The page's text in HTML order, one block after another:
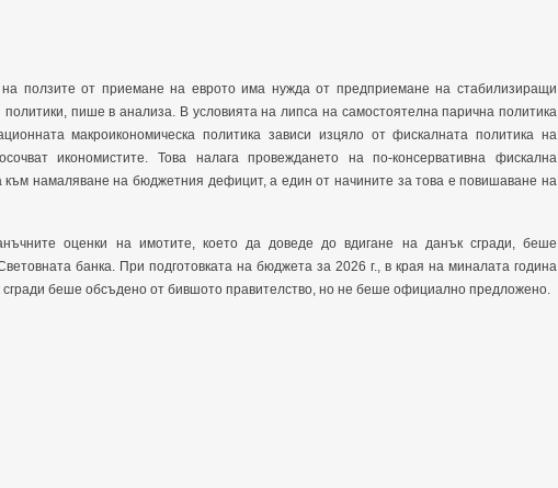
ползите от приемане на еврото има нужда от предприемане на стабилизиращи
политики, пише в анализа. В условията на липса на самостоятелна парична политика
макроикономическа политика зависи изцяло от фискалната политика на
икономистите. Това налага провеждането на по-консервативна фискална
към намаляване на бюджетния дефицит, а един от начините за това е повишаване на
оценки на имотите, което да доведе до вдигане на данък сгради, беше
банка. При подготовката на бюджета за 2026 г., в края на миналата година
сгради беше обсъдено от бившото правителство, но не беше официално предложено.